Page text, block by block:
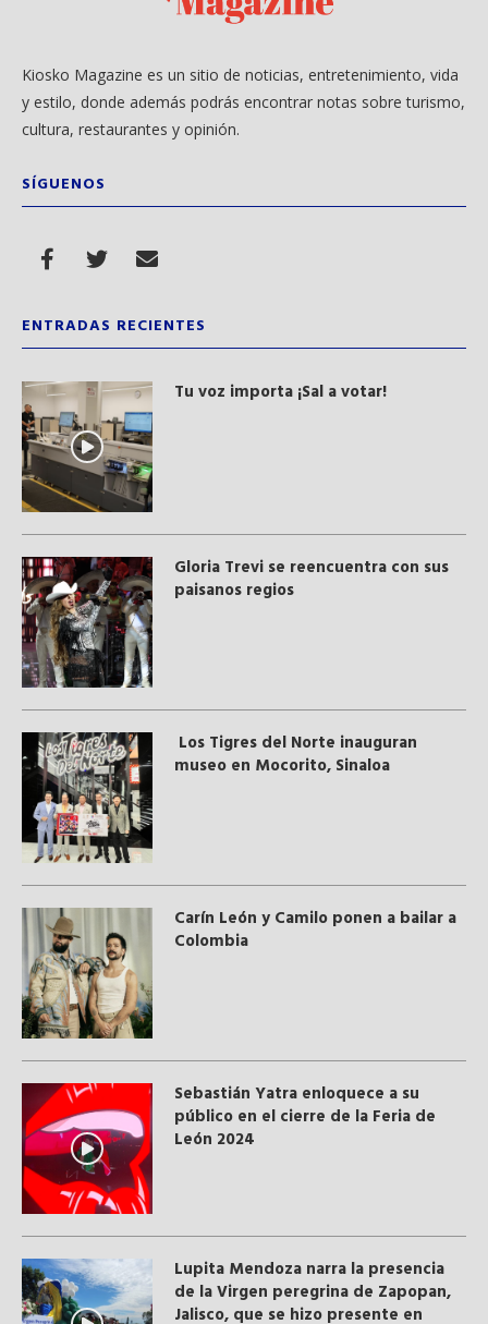
Kiosko Magazine es un sitio de noticias, entretenimiento, vida
y estilo, donde además podrás encontrar notas sobre turismo,
cultura, restaurantes y opinión.
SÍGUENOS
ENTRADAS RECIENTES
Tu voz importa ¡Sal a votar!
Gloria Trevi se reencuentra con sus
paisanos regios
Los Tigres del Norte inauguran
museo en Mocorito, Sinaloa
Carín León y Camilo ponen a bailar a
Colombia
Sebastián Yatra enloquece a su
público en el cierre de la Feria de
León 2024
Lupita Mendoza narra la presencia
de la Virgen peregrina de Zapopan,
Jalisco, que se hizo presente en